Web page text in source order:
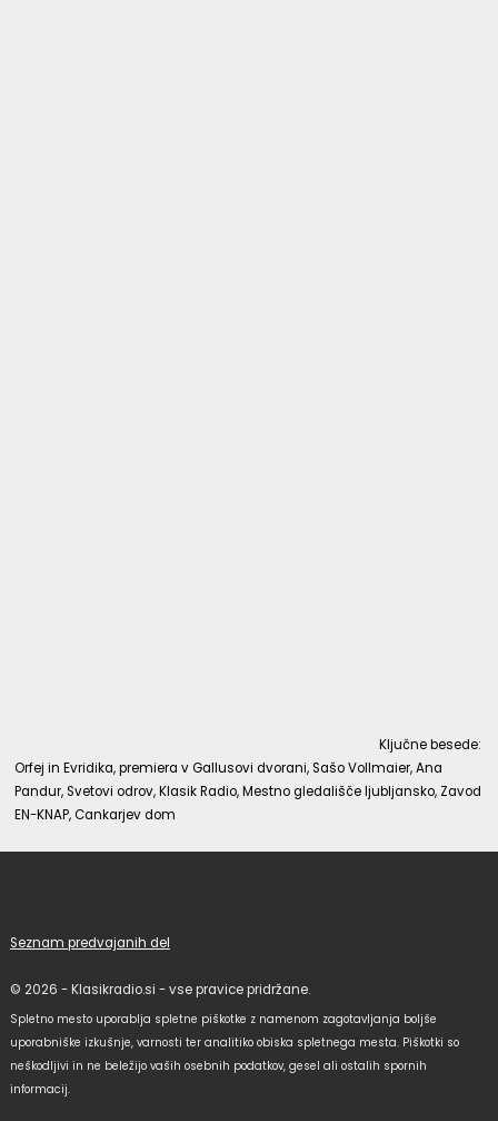
Ključne besede:
Orfej in Evridika, premiera v Gallusovi dvorani, Sašo Vollmaier, Ana
Pandur, Svetovi odrov, Klasik Radio, Mestno gledališče ljubljansko, Zavod
EN-KNAP, Cankarjev dom
Seznam predvajanih del
© 2026 - Klasikradio.si - vse pravice pridržane.
Spletno mesto uporablja spletne piškotke z namenom zagotavljanja boljše
uporabniške izkušnje, varnosti ter analitiko obiska spletnega mesta. Piškotki so
neškodljivi in ne beležijo vaših osebnih podatkov, gesel ali ostalih spornih
informacij.